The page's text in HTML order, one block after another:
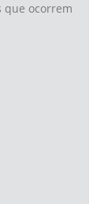
que ocorrem